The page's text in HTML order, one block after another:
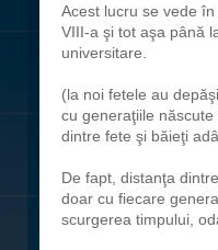
Acest lucru se vede
VIII-a şi tot aşa până
universitare.
(la noi fetele au
cu generaţiile
dintre fete şi băieţi
De fapt, distanţa
doar cu fiecare
scurgerea timpului,